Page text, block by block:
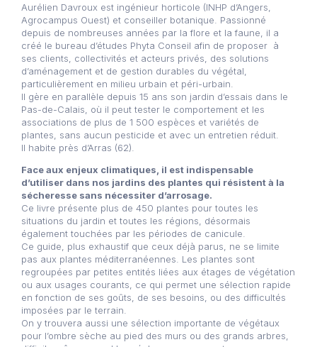
Aurélien Davroux est ingénieur horticole (INHP d’Angers,
Agrocampus Ouest) et conseiller botanique. Passionné
depuis de nombreuses années par la flore et la faune, il a
créé le bureau d’études Phyta Conseil afin de proposer à
ses clients, collectivités et acteurs privés, des solutions
d’aménagement et de gestion durables du végétal,
particulièrement en milieu urbain et péri-urbain.
Il gère en parallèle depuis 15 ans son jardin d’essais dans le
Pas-de-Calais, où il peut tester le comportement et les
associations de plus de 1 500 espèces et variétés de
plantes, sans aucun pesticide et avec un entretien réduit.
Il habite près d’Arras (62).
Face aux enjeux climatiques, il est indispensable
d’utiliser dans nos jardins des plantes qui résistent à la
sécheresse sans nécessiter d’arrosage.
Ce livre présente plus de 450 plantes pour toutes les
situations du jardin et toutes les régions, désormais
également touchées par les périodes de canicule.
Ce guide, plus exhaustif que ceux déjà parus, ne se limite
pas aux plantes méditerranéennes. Les plantes sont
regroupées par petites entités liées aux étages de végétation
ou aux usages courants, ce qui permet une sélection rapide
en fonction de ses goûts, de ses besoins, ou des difficultés
imposées par le terrain.
On y trouvera aussi une sélection importante de végétaux
pour l’ombre sèche au pied des murs ou des grands arbres,